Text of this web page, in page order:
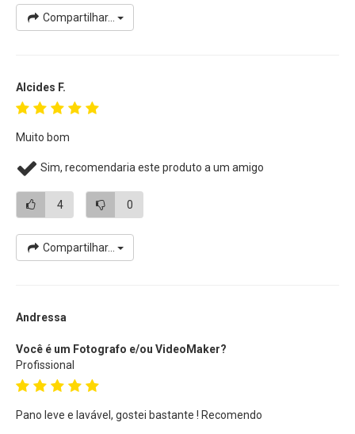
Compartilhar...
Alcides F.
Muito bom
Sim, recomendaria este produto a um amigo
4 0
Compartilhar...
Andressa
Você é um Fotografo e/ou VideoMaker?
Profissional
Pano leve e lavável, gostei bastante ! Recomendo